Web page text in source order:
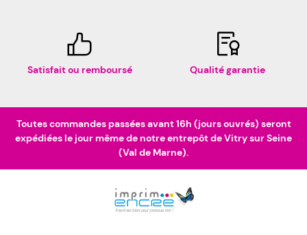
Satisfait ou remboursé Qualité garantie
Toutes commandes passées avant 16h (jours ouvrés) seront
expédiées le jour même de notre entrepôt de Vitry sur Seine
(Val de Marne).